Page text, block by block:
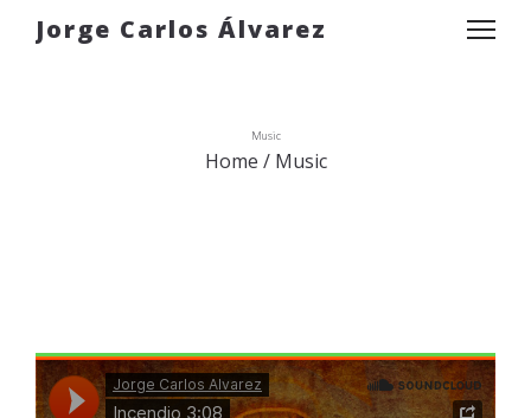
Jorge Carlos Álvarez
Music
Home /Music